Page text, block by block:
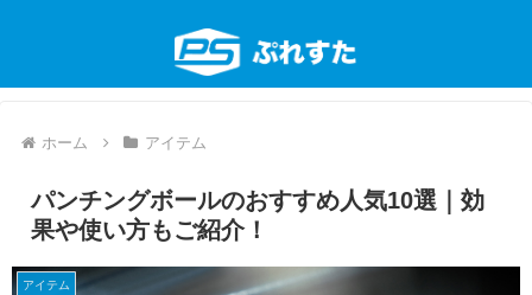
ホーム アイテム
パンチングボールのおすすめ人気10選｜効
果や使い方もご紹介！
アイテム